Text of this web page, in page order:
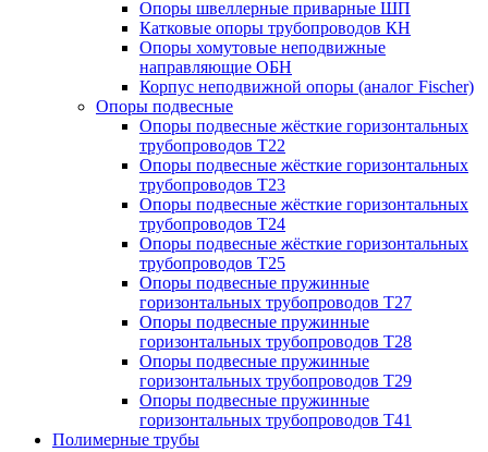
Опоры швеллерные приварные ШП
Катковые опоры трубопроводов КН
Опоры хомутовые неподвижные
направляющие ОБН
Корпус неподвижной опоры (аналог Fischer)
Опоры подвесные
Опоры подвесные жёсткие горизонтальных
трубопроводов Т22
Опоры подвесные жёсткие горизонтальных
трубопроводов Т23
Опоры подвесные жёсткие горизонтальных
трубопроводов Т24
Опоры подвесные жёсткие горизонтальных
трубопроводов Т25
Опоры подвесные пружинные
горизонтальных трубопроводов Т27
Опоры подвесные пружинные
горизонтальных трубопроводов Т28
Опоры подвесные пружинные
горизонтальных трубопроводов Т29
Опоры подвесные пружинные
горизонтальных трубопроводов Т41
Полимерные трубы